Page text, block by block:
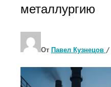
металлургию
От Павел Кузнецов /